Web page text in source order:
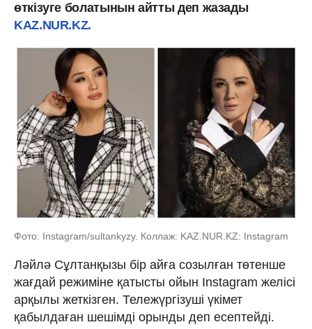
өткізуге болатынын айтты деп жазады
KAZ.NUR.KZ.
Фото: Instagram/sultankyzy. Коллаж: KAZ.NUR.KZ: Instagram
Ләйлә Сұлтанқызы бір айға созылған төтенше
жағдай режиміне қатысты ойын Instagram желісі
арқылы жеткізген. Тележүргізуші үкімет
қабылдаған шешімді орынды деп есептейді.